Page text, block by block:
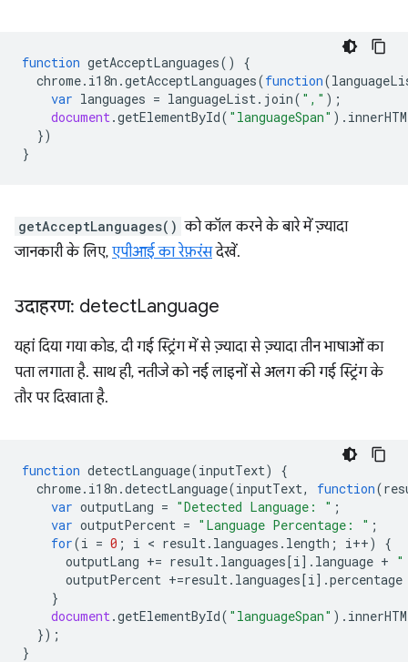
function getAcceptLanguages()
{
chrome. i18n .getAcceptLanguages(function(
var languages = languageList. join( "," );
document.getElementById( "languageSpan" ).
})
}
getAcceptLanguages() को कॉल करने के बारे में ज़्यादा
जानकारी के लिए, एपीआई का रेफ़रंसदेखें.
उदाहरण: detectLanguage
यहां दिया गया कोड, दी गई स्ट्रिंग में से ज़्यादा से ज़्यादा तीन भाषाओं का
पता लगाता है. साथ ही, नतीजे को नई लाइनों से अलग की गई स्ट्रिंग के
तौर पर दिखाता है.
function detectLanguage(inputText)
{
chrome. i18n .detectLanguage(inputText, function(
var outputLang = "Detected Language: " ;
var outputPercent = "Language Percentage: " ;
for(i = 0 ; i < result. languages . length ; i++)
{
outputLang += result. languages[i]. language +
outputPercent +=result. languages[i].percentage
}
document.getElementById( "languageSpan" ).
});
}